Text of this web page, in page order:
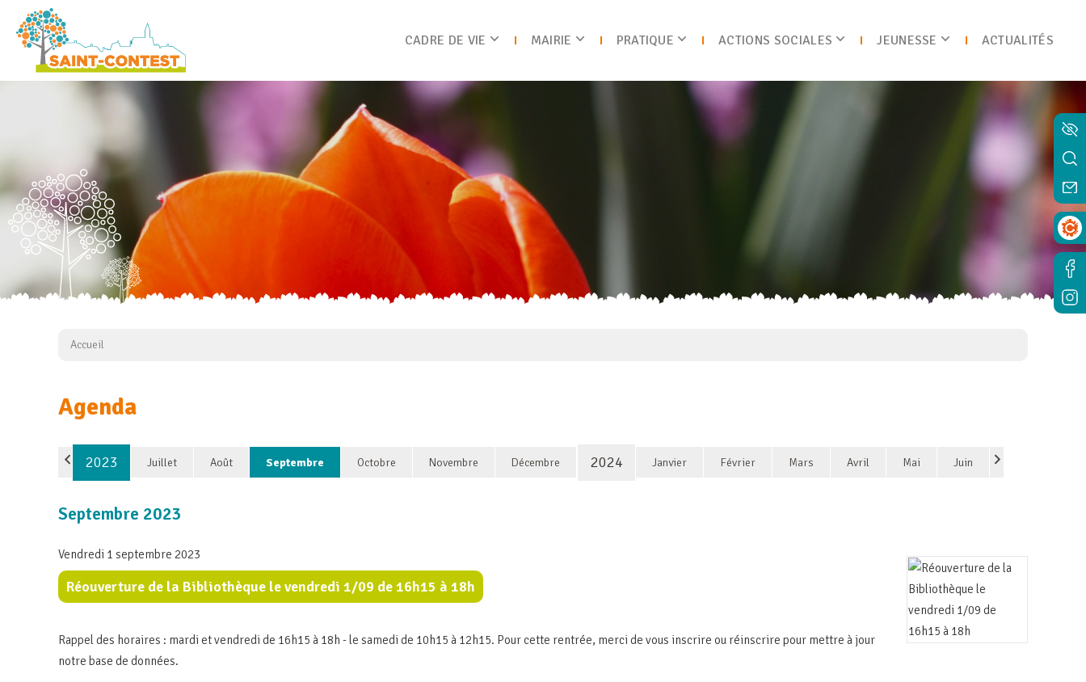
CADRE DE VIE MAIRIE PRATIQUE ACTIONS SOCIALES JEUNESSE ACTUALITÉS
Accueil
Agenda
2023 Juillet Août Septembre Octobre Novembre Décembre 2024 Janvier Février Mars Avril Mai Juin
Septembre 2023
Vendredi 1 septembre 2023
Réouverture de la Bibliothèque le vendredi 1/09 de 16h15 à 18h
Rappel des horaires : mardi et vendredi de 16h15 à 18h - le samedi de 10h15 à 12h15. Pour cette rentrée, merci de vous inscrire ou réinscrire pour mettre à jour
notre base de données.